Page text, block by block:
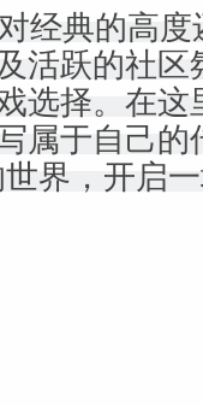
经典的高
活跃的社区
选择。在这
属于自己
界，开启